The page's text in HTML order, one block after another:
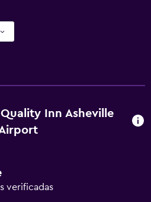
Inn Asheville
verificadas